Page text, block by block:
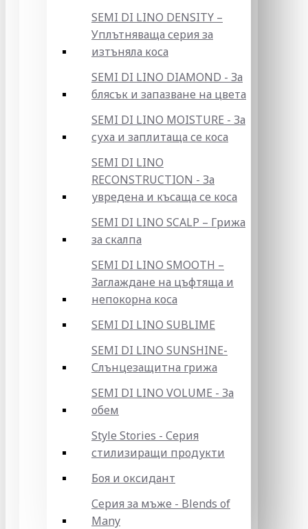
SEMI DI LINO DENSITY –
Уплътняваща серия за
изтъняла коса
SEMI DI LINO DIAMOND - За
блясък и запазване на цвета
SEMI DI LINO MOISTURE - За
суха и заплитаща се коса
SEMI DI LINO
RECONSTRUCTION - За
увредена и късаща се коса
SEMI DI LINO SCALP – Грижа
за скалпа
SEMI DI LINO SMOOTH –
Заглаждане на цъфтяща и
непокорна коса
SEMI DI LINO SUBLIME
SEMI DI LINO SUNSHINE-
Слънцезащитна грижа
SEMI DI LINO VOLUME - За
обем
Style Stories - Серия
стилизиращи продукти
Боя и оксидант
Серия за мъже - Blends of
Many